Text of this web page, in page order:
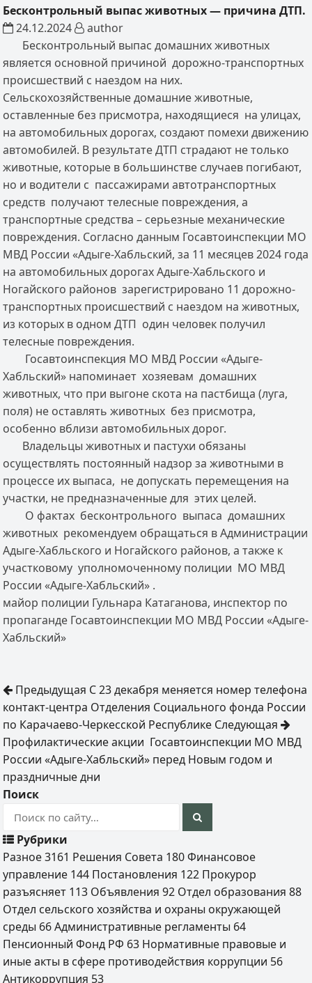
Бесконтрольный выпас животных — причина ДТП.
24.12.2024
author
Бесконтрольный выпас домашних животных
является основной причиной дорожно-транспортных
происшествий с наездом на них.
Сельскохозяйственные домашние животные,
оставленные без присмотра, находящиеся на улицах,
на автомобильных дорогах, создают помехи движению
автомобилей. В результате ДТП страдают не только
животные, которые в большинстве случаев погибают,
но и водители с пассажирами автотранспортных
средств получают телесные повреждения, а
транспортные средства – серьезные механические
повреждения. Согласно данным Госавтоинспекции МО
МВД России «Адыге-Хабльский, за 11 месяцев 2024 года
на автомобильных дорогах Адыге-Хабльского и
Ногайского районов зарегистрировано 11 дорожно-
транспортных происшествий с наездом на животных,
из которых в одном ДТП один человек получил
телесные повреждения.
Госавтоинспекция МО МВД России «Адыге-
Хабльский» напоминает хозяевам домашних
животных, что при выгоне скота на пастбища (луга,
поля) не оставлять животных без присмотра,
особенно вблизи автомобильных дорог.
Владельцы животных и пастухи обязаны
осуществлять постоянный надзор за животными в
процессе их выпаса, не допускать перемещения на
участки, не предназначенные для этих целей.
О фактах бесконтрольного выпаса домашних
животных рекомендуем обращаться в Администрации
Адыге-Хабльского и Ногайского районов, а также к
участковому уполномоченному полиции МО МВД
России «Адыге-Хабльский» .
майор полиции Гульнара Катаганова, инспектор по
пропаганде Госавтоинспекции МО МВД России «Адыге-
Хабльский»
Предыдущая С 23 декабря меняется номер телефона
контакт-центра Отделения Социального фонда России
по Карачаево-Черкесской Республике Следующая
Профилактические акции Госавтоинспекции МО МВД
России «Адыге-Хабльский» перед Новым годом и
праздничные дни
Поиск
Рубрики
Разное3161 Решения Совета 180 Финансовое
управление 144 Постановления 122 Прокурор
разъясняет 113 Объявления92 Отдел образования88
Отдел сельского хозяйства и охраны окружающей
среды 66 Административные регламенты 64
Пенсионный Фонд РФ 63 Нормативные правовые и
иные акты в сфере противодействия коррупции 56
Антикоррупция 53